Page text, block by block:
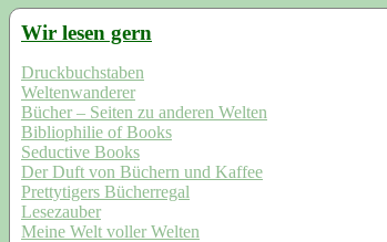
Wir lesen gern
Druckbuchstaben
Weltenwanderer
Bücher – Seiten zu anderen Welten
Bibliophilie of Books
Seductive Books
Der Duft von Büchern und Kaffee
Prettytigers Bücherregal
Lesezauber
Meine Welt voller Welten